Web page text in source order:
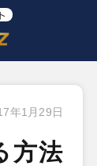
年1月29日
方法